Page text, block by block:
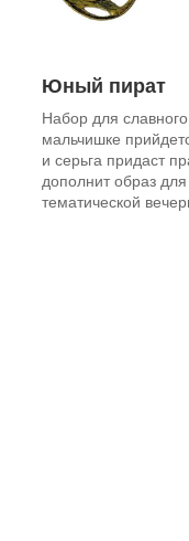
Юный пират
Набор для
мальчишке
и серьга придаст
дополнит образ
тематической